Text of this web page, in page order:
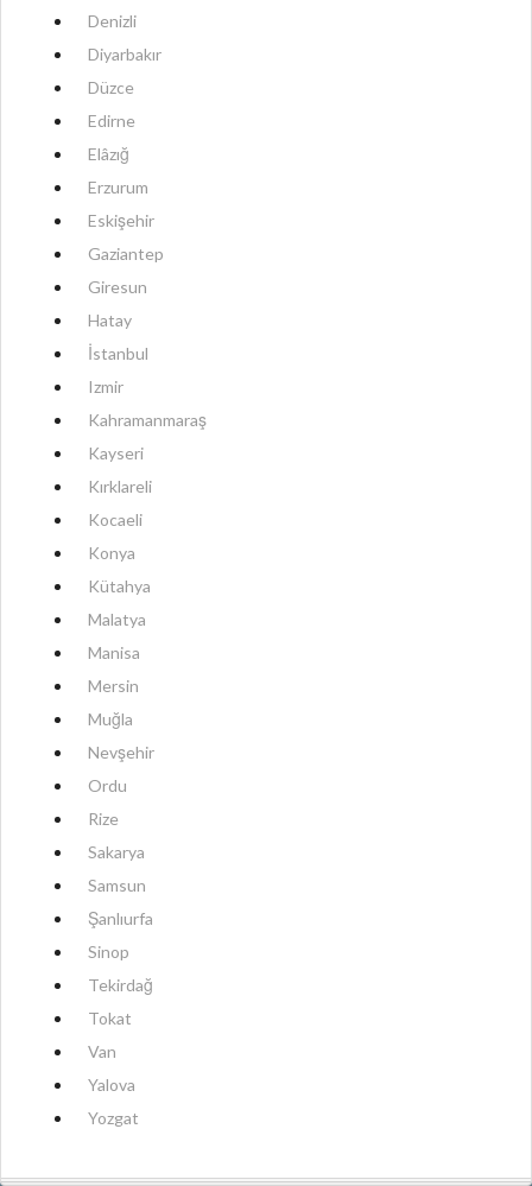
Denizli
Diyarbakır
Düzce
Edirne
Elâzığ
Erzurum
Eskişehir
Gaziantep
Giresun
Hatay
İstanbul
Izmir
Kahramanmaraş
Kayseri
Kırklareli
Kocaeli
Konya
Kütahya
Malatya
Manisa
Mersin
Muğla
Nevşehir
Ordu
Rize
Sakarya
Samsun
Şanlıurfa
Sinop
Tekirdağ
Tokat
Van
Yalova
Yozgat